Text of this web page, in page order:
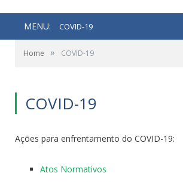
MENU: COVID-19
Home » COVID-19
COVID-19
Ações para enfrentamento do COVID-19:
Atos Normativos